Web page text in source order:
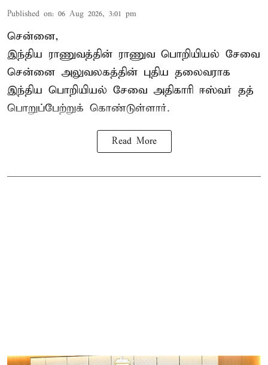
Published on: 06 Aug 2026, 3:01 pm
சென்னை,
இந்திய ராணுவத்தின் ராணுவ பொறியியல் சேவை
சென்னை அலுவலகத்தின் புதிய தலைவராக
இந்திய பொறியியல் சேவை அதிகாரி ஈஸ்வர் தத்
பொறுப்பேற்றுக் கொண்டுள்ளார்.
Read More